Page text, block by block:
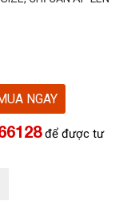
NGAY
để được tư